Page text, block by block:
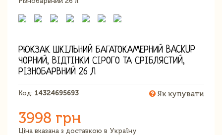
РЮКЗАК ШКІЛЬНИЙ БАГАТОКАМЕРНИЙ BACKUP
ЧОРНИЙ, ВІДТІНКИ СІРОГО ТА СРІБЛЯСТИЙ,
РІЗНОБАРВНИЙ 26 Л
Код: 14324695693 Як купувати
3998 грн
Ціна вказана з доставкою в Україну